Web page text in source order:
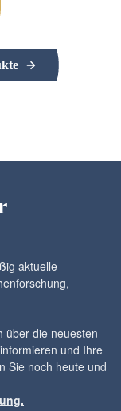
aktuelle
über die neuesten
und Ihre
Sie noch heute und